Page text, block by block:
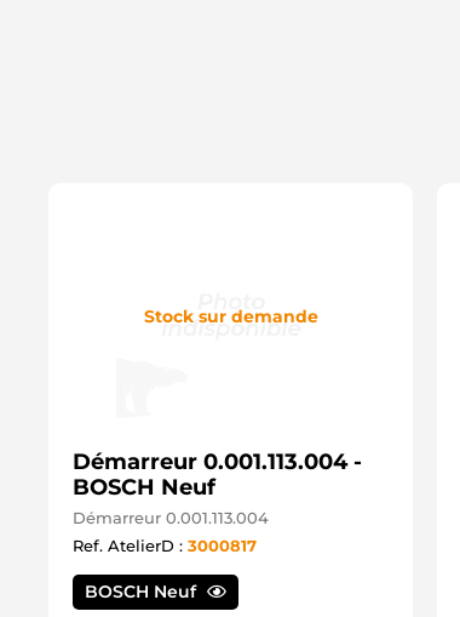
Stock sur demande
Démarreur 0.001.113.004 -
BOSCH Neuf
Démarreur 0.001.113.004
Ref. AtelierD : 3000817
BOSCH Neuf